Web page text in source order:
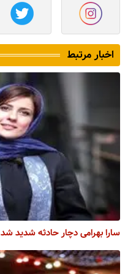
اخبار مرتبط
سارا بهرامی دچار حادثه شدید شد